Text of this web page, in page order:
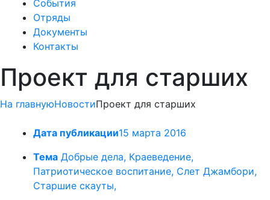
События
Отряды
Документы
Контакты
Проект для старших
На главнуюНовостиПроект для старших
Дата публикации15 марта 2016
Тема Добрые дела, Краеведение,
Патриотическое воспитание, Слет Джамбори,
Старшие скауты,